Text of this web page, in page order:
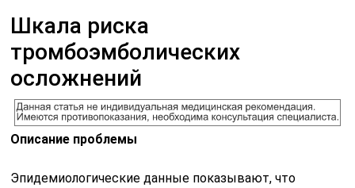
Шкала риска
тромбоэмболических
осложнений
Описание проблемы
Эпидемиологические данные показывают, что